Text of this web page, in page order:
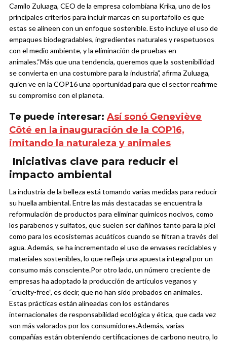
Camilo Zuluaga, CEO de la empresa colombiana Krika, uno de los
principales criterios para incluir marcas en su portafolio es que
estas se alineen con un enfoque sostenible. Esto incluye el uso de
empaques biodegradables, ingredientes naturales y respetuosos
con el medio ambiente, y la eliminación de pruebas en
animales.“Más que una tendencia, queremos que la sostenibilidad
se convierta en una costumbre para la industria”, afirma Zuluaga,
quien ve en la COP16 una oportunidad para que el sector reafirme
su compromiso con el planeta.
Te puede interesar: Así sonó Geneviève
Côté en la inauguración de la COP16,
imitando la naturaleza y animales
Iniciativas clave para reducir el
impacto ambiental
La industria de la belleza está tomando varias medidas para reducir
su huella ambiental. Entre las más destacadas se encuentra la
reformulación de productos para eliminar químicos nocivos, como
los parabenos y sulfatos, que suelen ser dañinos tanto para la piel
como para los ecosistemas acuáticos cuando se filtran a través del
agua. Además, se ha incrementado el uso de envases reciclables y
materiales sostenibles, lo que refleja una apuesta integral por un
consumo más consciente.Por otro lado, un número creciente de
empresas ha adoptado la producción de artículos veganos y
“cruelty-free”, es decir, que no han sido probados en animales.
Estas prácticas están alineadas con los estándares
internacionales de responsabilidad ecológica y ética, que cada vez
son más valorados por los consumidores.Además, varias
compañías están obteniendo certificaciones de carbono neutro, lo